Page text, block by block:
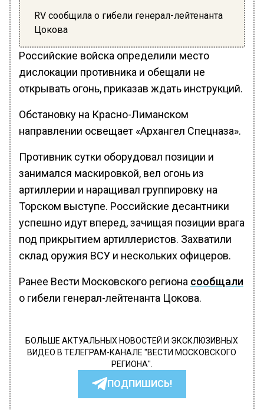
RV сообщила о гибели генерал-лейтенанта
Цокова
Российские войска определили место
дислокации противника и обещали не
открывать огонь, приказав ждать инструкций.
Обстановку на Красно-Лиманском
направлении освещает «Архангел Спецназа».
Противник сутки оборудовал позиции и
занимался маскировкой, вел огонь из
артиллерии и наращивал группировку на
Торском выступе. Российские десантники
успешно идут вперед, зачищая позиции врага
под прикрытием артиллеристов. Захватили
склад оружия ВСУ и нескольких офицеров.
Ранее Вести Московского региона сообщали
о гибели генерал-лейтенанта Цокова.
БОЛЬШЕ АКТУАЛЬНЫХ НОВОСТЕЙ И ЭКСКЛЮЗИВНЫХ
ВИДЕО В ТЕЛЕГРАМ-КАНАЛЕ "ВЕСТИ МОСКОВСКОГО
РЕГИОНА".
ПОДПИШИСЬ!